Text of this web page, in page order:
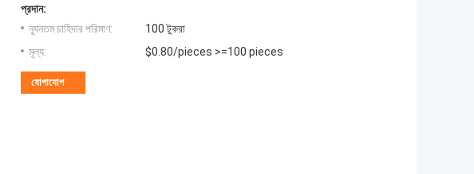
প্রদান:
ন্যূনতম চাহিদার পরিমাণ:
100 টুকরা
মূল্য:
$0.80/pieces >=100 pieces
যোগাযোগ